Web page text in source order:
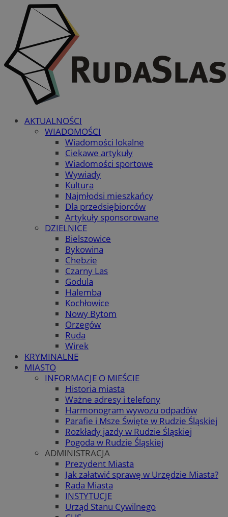
AKTUALNOŚCI
WIADOMOŚCI
Wiadomości lokalne
Ciekawe artykuły
Wiadomości sportowe
Wywiady
Kultura
Najmłodsi mieszkańcy
Dla przedsiębiorców
Artykuły sponsorowane
DZIELNICE
Bielszowice
Bykowina
Chebzie
Czarny Las
Godula
Halemba
Kochłowice
Nowy Bytom
Orzegów
Ruda
Wirek
KRYMINALNE
MIASTO
INFORMACJE O MIEŚCIE
Historia miasta
Ważne adresy i telefony
Harmonogram wywozu odpadów
Parafie i Msze Święte w Rudzie Śląskiej
Rozkłady jazdy w Rudzie Śląskiej
Pogoda w Rudzie Śląskiej
ADMINISTRACJA
Prezydent Miasta
Jak załatwić sprawę w Urzędzie Miasta?
Rada Miasta
INSTYTUCJE
Urząd Stanu Cywilnego